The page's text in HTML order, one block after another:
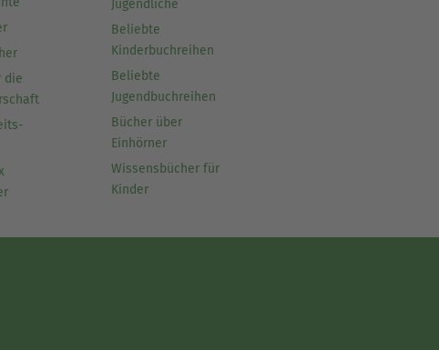
die
Jugendliche
Beliebte
Kinderbuchreihen
Beliebte
Jugendbuchreihen
Bücher über
Einhörner
Wissensbücher für
Kinder